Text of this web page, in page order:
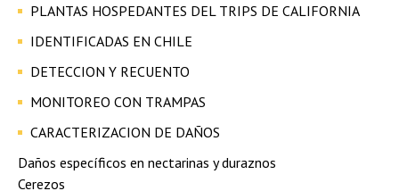
PLANTAS HOSPEDANTES DEL TRIPS DE CALIFORNIA
IDENTIFICADAS EN CHILE
DETECCION Y RECUENTO
MONITOREO CON TRAMPAS
CARACTERIZACION DE DAÑOS
Daños específicos en nectarinas y duraznos
Cerezos